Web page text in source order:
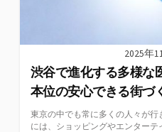
2025年
渋谷で進化する多様な
本位の安心できる街づ
東京の中でも常に多くの人々が
には、ショッピングやエンター